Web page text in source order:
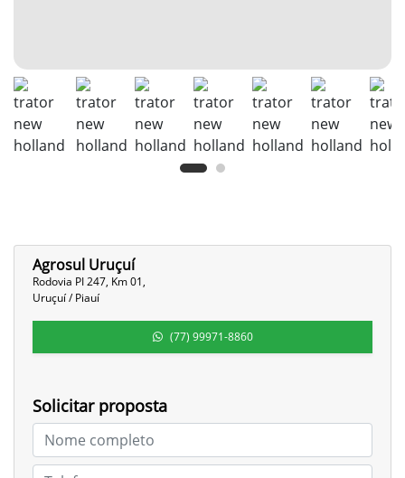
Agrosul Uruçuí
Rodovia PI 247, Km 01,
Uruçuí / Piauí
(77) 99971-8860
Solicitar proposta